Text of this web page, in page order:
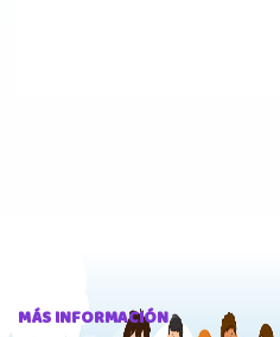
MÁS INFORMACIÓN